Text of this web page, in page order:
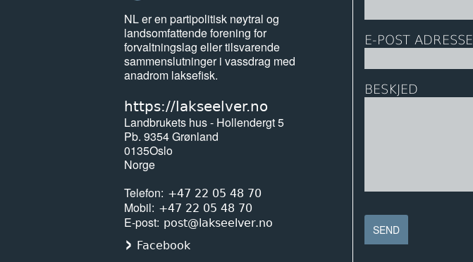
NL er en partipolitisk nøytral og
landsomfattende forening for
forvaltningslag eller tilsvarende
sammenslutninger i vassdrag med
anadrom laksefisk.
https://lakseelver.no
Landbrukets hus - Hollendergt 5
Pb. 9354 Grønland
0135Oslo
Norge
Telefon
+47 22 05 48 70
Mobil +47 22 05 48 70
E-post post@lakseelver.no
Facebook
E-POST ADRESSE
BESKJED